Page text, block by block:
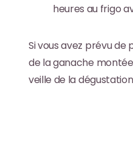
heures au frigo
Si vous avez prévu
de la ganache
veille de la